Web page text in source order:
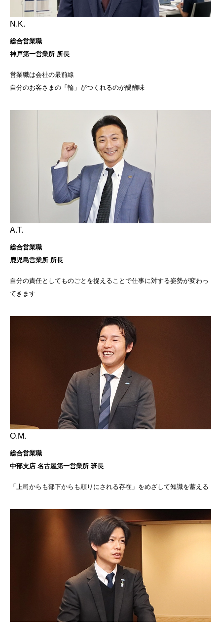
N.K.
総合営業職
神戸第一営業所 所長
営業職は会社の最前線
自分のお客さまの「輪」がつくれるのが醍醐味
A.T.
総合営業職
鹿児島営業所 所長
自分の責任としてものごとを捉えることで仕事に対する姿勢が変わっ
てきます
O.M.
総合営業職
中部支店 名古屋第一営業所 班長
「上司からも部下からも頼りにされる存在」をめざして知識を蓄える